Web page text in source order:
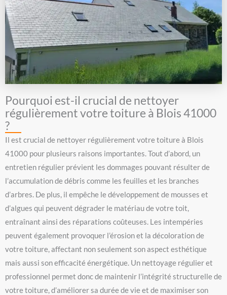
Pourquoi est-il crucial de nettoyer
régulièrement votre toiture à Blois 41000
?
Il est crucial de nettoyer régulièrement votre toiture à Blois
41000 pour plusieurs raisons importantes. Tout d’abord, un
entretien régulier prévient les dommages pouvant résulter de
l’accumulation de débris comme les feuilles et les branches
d’arbres. De plus, il empêche le développement de mousses et
d’algues qui peuvent dégrader le matériau de votre toit,
entraînant ainsi des réparations coûteuses. Les intempéries
peuvent également provoquer l’érosion et la décoloration de
votre toiture, affectant non seulement son aspect esthétique
mais aussi son efficacité énergétique. Un nettoyage régulier et
professionnel permet donc de maintenir l’intégrité structurelle de
votre toiture, d’améliorer sa durée de vie et de maximiser son